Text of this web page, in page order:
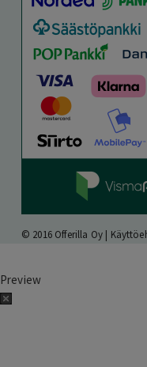
© 2016 Offerilla Oy |
Preview